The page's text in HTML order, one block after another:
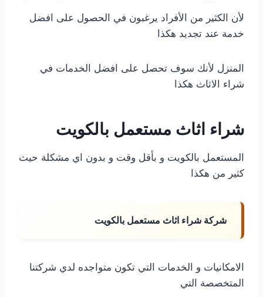
لأن الكثير من الأفراد يرغبون في الحصول على افضل
خدمة عند تجديد هكذا
المنزل لأنك سوف تحصل على افضل الخدمات في
شراء الاثاث هكذا
شراء اثاث مستعمل بالكويت
المستعمل بالكويت و بأقل وقت و بدون اي مشكلة حيث
كثير من هكذا
شركة شراء اثاث مستعمل بالكويت
الامكانيات و الخدمات التي تكون متواجده لدي شركتنا
المتخصصة التي